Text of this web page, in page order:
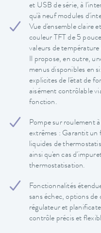
et USB de série, à
qu'à neuf modules
Vue d'ensemble claire
couleur TFT de 5
valeurs de
Il propose, en outre,
menus disponibles en
explicites de l'état de
aisément contrôlable
fonction.
Pompe sur roulement
extrêmes : Garantit un
liquides de
ainsi qu'en cas
thermostatisation.
Fonctionnalités
sans échec, options
régulateur et
contrôle précis et